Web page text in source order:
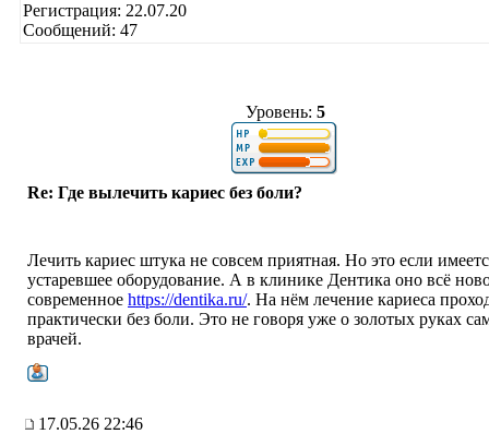
Регистрация: 22.07.20
Сообщений: 47
Уровень: 5
Re: Где вылечить кариес без боли?
Лечить кариес штука не совсем приятная. Но это если
устаревшее оборудование. А в клинике Дентика оно всё
современное https://dentika.ru/. На нём лечение кариеса
практически без боли. Это не говоря уже о золотых руках
врачей.
17.05.26 22:46